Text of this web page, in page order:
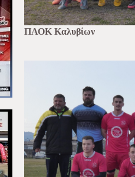
ΠΑΟΚ Καλυβίων